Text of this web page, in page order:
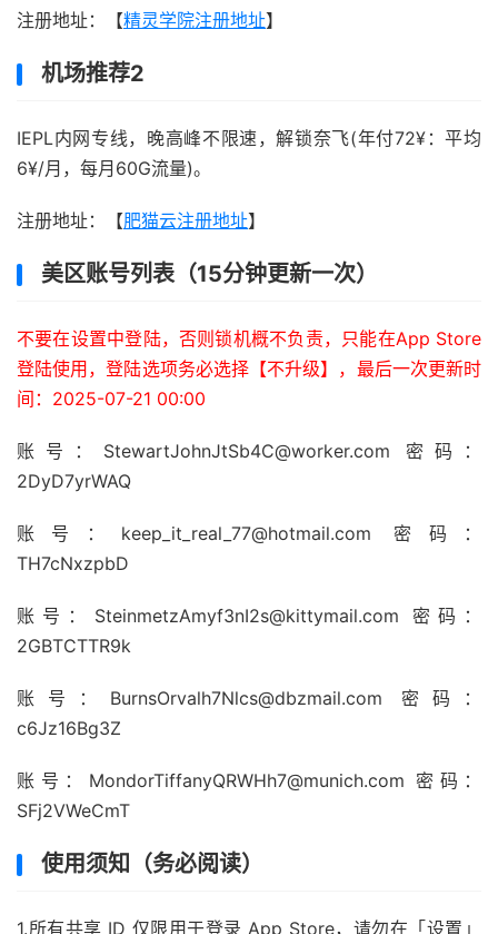
注册地址：【精灵学院注册地址】
机场推荐2
IEPL内网专线，晚高峰不限速，解锁奈飞(年付72¥：平均
6¥/月，每月60G流量)。
注册地址：【肥猫云注册地址】
美区账号列表（15分钟更新一次）
不要在设置中登陆，否则锁机概不负责，只能在App Store
登陆使用，登陆选项务必选择【不升级】，最后一次更新时
间：2025-07-21 00:00
账号：StewartJohnJtSb4C@worker.com 密码：
2DyD7yrWAQ
账号：keep_it_real_77@hotmail.com 密码：
TH7cNxzpbD
账号：SteinmetzAmyf3nI2s@kittymail.com 密码：
2GBTCTTR9k
账号：BurnsOrvalh7Nlcs@dbzmail.com 密码：
c6Jz16Bg3Z
账号：MondorTiffanyQRWHh7@munich.com 密码：
SFj2VWeCmT
使用须知（务必阅读）
1.所有共享 ID 仅限用于登录 App Store，请勿在「设置」